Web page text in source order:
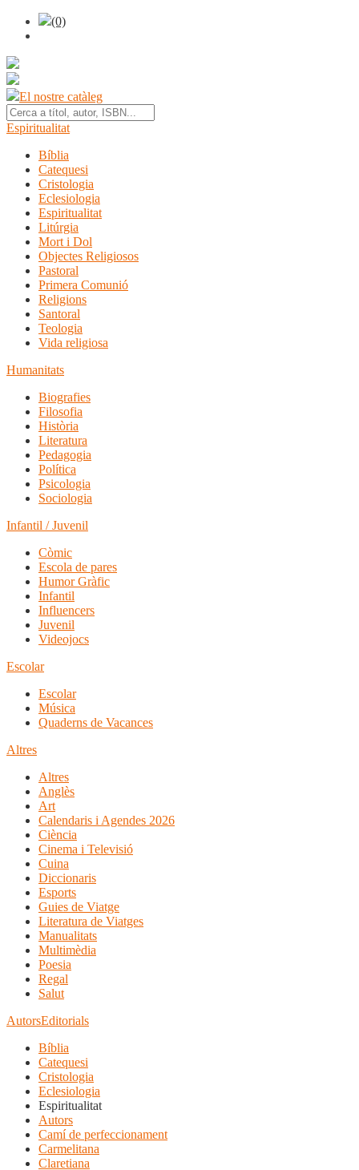
(0)
El nostre catàleg
Espiritualitat
Bíblia
Catequesi
Cristologia
Eclesiologia
Espiritualitat
Litúrgia
Mort i Dol
Objectes Religiosos
Pastoral
Primera Comunió
Religions
Santoral
Teologia
Vida religiosa
Humanitats
Biografies
Filosofia
Història
Literatura
Pedagogia
Política
Psicologia
Sociologia
Infantil / Juvenil
Còmic
Escola de pares
Humor Gràfic
Infantil
Influencers
Juvenil
Videojocs
Escolar
Escolar
Música
Quaderns de Vacances
Altres
Altres
Anglès
Art
Calendaris i Agendes 2026
Ciència
Cinema i Televisió
Cuina
Diccionaris
Esports
Guies de Viatge
Literatura de Viatges
Manualitats
Multimèdia
Poesia
Regal
Salut
AutorsEditorials
Bíblia
Catequesi
Cristologia
Eclesiologia
Espiritualitat
Autors
Camí de perfeccionament
Carmelitana
Claretiana